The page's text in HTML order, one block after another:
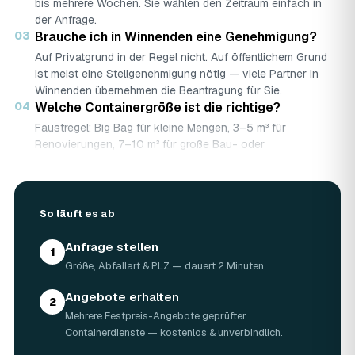
bis mehrere Wochen. Sie wählen den Zeitraum einfach in
der Anfrage.
03 Brauche ich in Winnenden eine Genehmigung?
Auf Privatgrund in der Regel nicht. Auf öffentlichem Grund
ist meist eine Stellgenehmigung nötig — viele Partner in
Winnenden übernehmen die Beantragung für Sie.
04 Welche Containergröße ist die richtige?
Faustregel: Big Bag für kleine Mengen, 3–5 m³ für
Renovierungen, 7–10 m³ für große Bau- oder
Was darf rein — und was nicht?
Grünschnitt, Holz …). Sondermüll wie Asbest braucht eine
Was kostet ein Container in Winnenden?
Laut Marktrecherche (keine AWL-eigenen Auftragsdaten):
300–1.100 € — abhängig von Abfallart, Region und
Standzeit (Details in der Marktübersicht unten). Ihren
verbindlichen Festpreis für Winnenden nennt Ihnen der
So läuft es ab
1 Anfrage stellen
Größe, Abfallart & PLZ — dauert 2 Minuten.
2 Angebote erhalten
Mehrere Festpreis-Angebote geprüfter
Containerdienste — kostenlos & unverbindlich.